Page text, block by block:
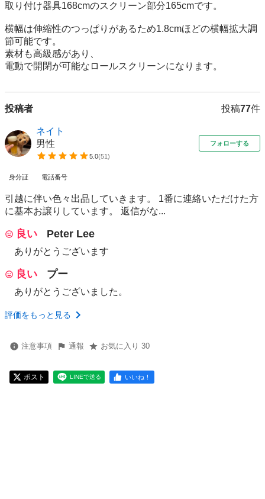
取り付け器具168cmのスクリーン部分165cmです。
横幅は伸縮性のつっぱりがあるため1.8cmほどの横幅拡大調
節可能です。
素材も高級感があり、
電動で開閉が可能なロールスクリーンになります。
投稿者 投稿77件
ネイト
男性
5.0(51)
フォローする
身分証 電話番号
引越に伴い色々出品していきます。 1番に連絡いただけた方
に基本お譲りしています。 返信がな...
良い Peter Lee
ありがとうございます
良い プー
ありがとうございました。
評価をもっと見る
注意事項 通報 お気に入り 30
ポスト LINEで送る いいね！